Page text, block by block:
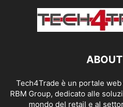
Tech4Trade è un portale
RBM Group, dedicato alle
mondo del retail e al